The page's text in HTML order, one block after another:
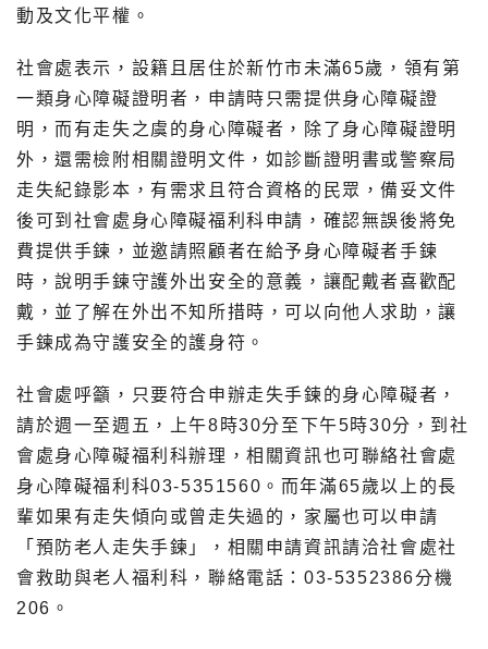
動及文化平權。
社會處表示，設籍且居住於新竹市未滿65歲，領有第
一類身心障礙證明者，申請時只需提供身心障礙證
明，而有走失之虞的身心障礙者，除了身心障礙證明
外，還需檢附相關證明文件，如診斷證明書或警察局
走失紀錄影本，有需求且符合資格的民眾，備妥文件
後可到社會處身心障礙福利科申請，確認無誤後將免
費提供手鍊，並邀請照顧者在給予身心障礙者手鍊
時，說明手鍊守護外出安全的意義，讓配戴者喜歡配
戴，並了解在外出不知所措時，可以向他人求助，讓
手鍊成為守護安全的護身符。
社會處呼籲，只要符合申辦走失手鍊的身心障礙者，
請於週一至週五，上午8時30分至下午5時30分，到社
會處身心障礙福利科辦理，相關資訊也可聯絡社會處
身心障礙福利科03-5351560。而年滿65歲以上的長
輩如果有走失傾向或曾走失過的，家屬也可以申請
「預防老人走失手鍊」，相關申請資訊請洽社會處社
會救助與老人福利科，聯絡電話：03-5352386分機
206。